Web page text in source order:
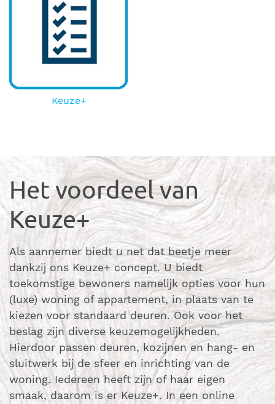
Keuze+
Het voordeel van
Keuze+
Als aannemer biedt u net dat beetje meer
dankzij ons Keuze+ concept. U biedt
toekomstige bewoners namelijk opties voor hun
(luxe) woning of appartement, in plaats van te
kiezen voor standaard deuren. Ook voor het
beslag zijn diverse keuzemogelijkheden.
Hierdoor passen deuren, kozijnen en hang- en
sluitwerk bij de sfeer en inrichting van de
woning. Iedereen heeft zijn of haar eigen
smaak, daarom is er Keuze+. In een online